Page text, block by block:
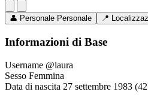
👤 Personale Personale 📍
Informazioni di Base
Username @laura
Sesso Femmina
Data di nascita 27 settembre 1983